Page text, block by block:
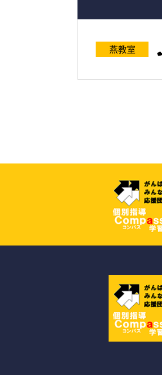
燕教室